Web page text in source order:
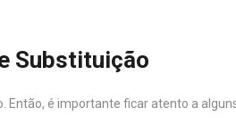
Substituição
é importante ficar atento a